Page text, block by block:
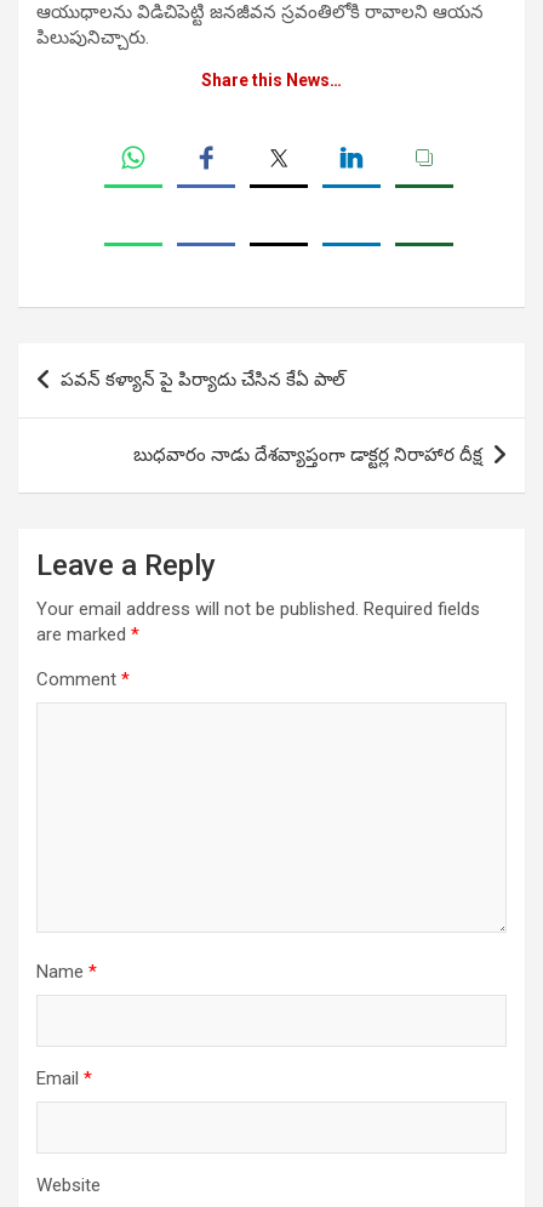
ఆయుధాలను విడిచిపెట్టి జనజీవన స్రవంతిలోకి రావాలని ఆయన
పిలుపునిచ్చారు.
Share this News…
Post
navigation
పవన్ కళ్యాన్ పై పిర్యాదు చేసిన కేఏ పాల్
బుధవారం నాడు దేశవ్యాప్తంగా డాక్టర్ల నిరాహార దీక్ష
Leave a Reply
Your email address will not be published. Required fields
are marked *
Comment *
Name *
Email *
Website